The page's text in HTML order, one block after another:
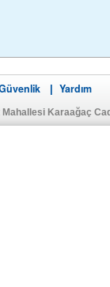
Yardım
Karaağaç